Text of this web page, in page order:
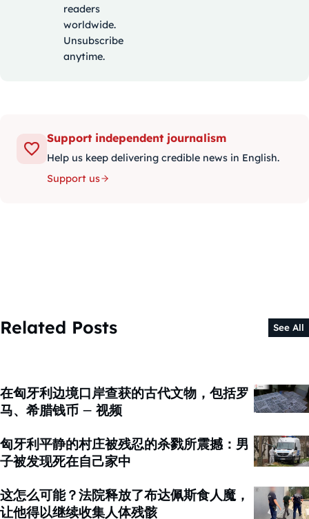
readers
worldwide.
Unsubscribe
anytime.
Support independent journalism
Help us keep delivering credible news in English.
Support us
Related Posts See All
在匈牙利边境口岸查获的古代文物，包括罗
马、希腊钱币 – 视频
匈牙利平静的村庄被残忍的杀戮所震撼：男
子被发现死在自己家中
这怎么可能？法院释放了布达佩斯食人魔，
让他得以继续收集人体残骸